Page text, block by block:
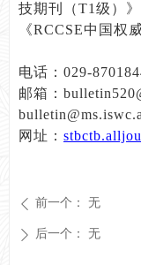
ꄴ 前一个： 无
ꄲ 后一个： 无
技期刊（T1级）
《RCCSE中国权
电话：029-
邮箱：
网址：